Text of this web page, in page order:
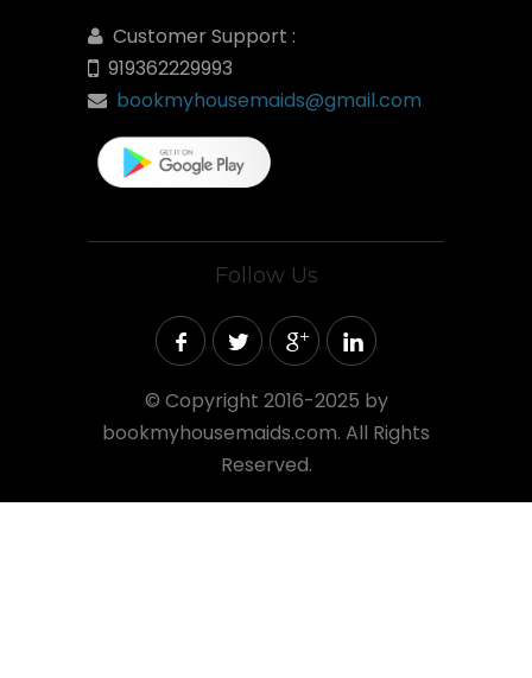
Customer Support :
919362229993
bookmyhousemaids@gmail.com
Follow Us
© Copyright 2016-2025 by
bookmyhousemaids.com. All Rights
Reserved.